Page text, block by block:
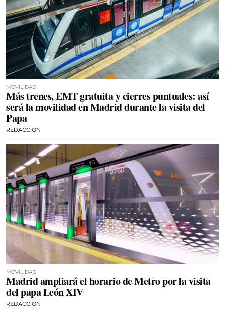
MOVILIDAD
Más trenes, EMT gratuita y cierres puntuales: así
será la movilidad en Madrid durante la visita del
Papa
REDACCIÓN
MOVILIDAD
Madrid ampliará el horario de Metro por la visita
del papa León XIV
REDACCIÓN